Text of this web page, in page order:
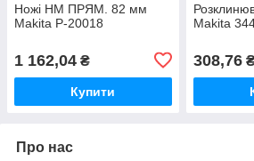
Ножі НМ ПРЯМ. 82 мм
Makita P-20018
1 162,04 ₴
Купити
Makita
308,76
Про нас